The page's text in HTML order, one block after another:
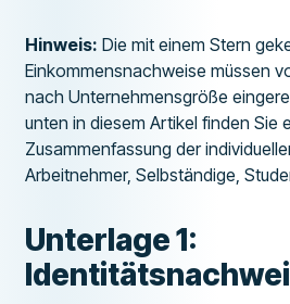
Hinweis: Die mit einem Stern
Einkommensnachweise müssen
nach Unternehmensgröße
unten in diesem Artikel finden Sie
Zusammenfassung der
Arbeitnehmer, Selbständige,
Unterlage 1: